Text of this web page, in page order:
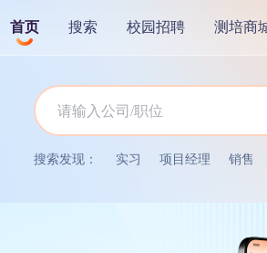
首页 搜索 校园招聘 测培商
搜索发现： 实习 项目经理 销售